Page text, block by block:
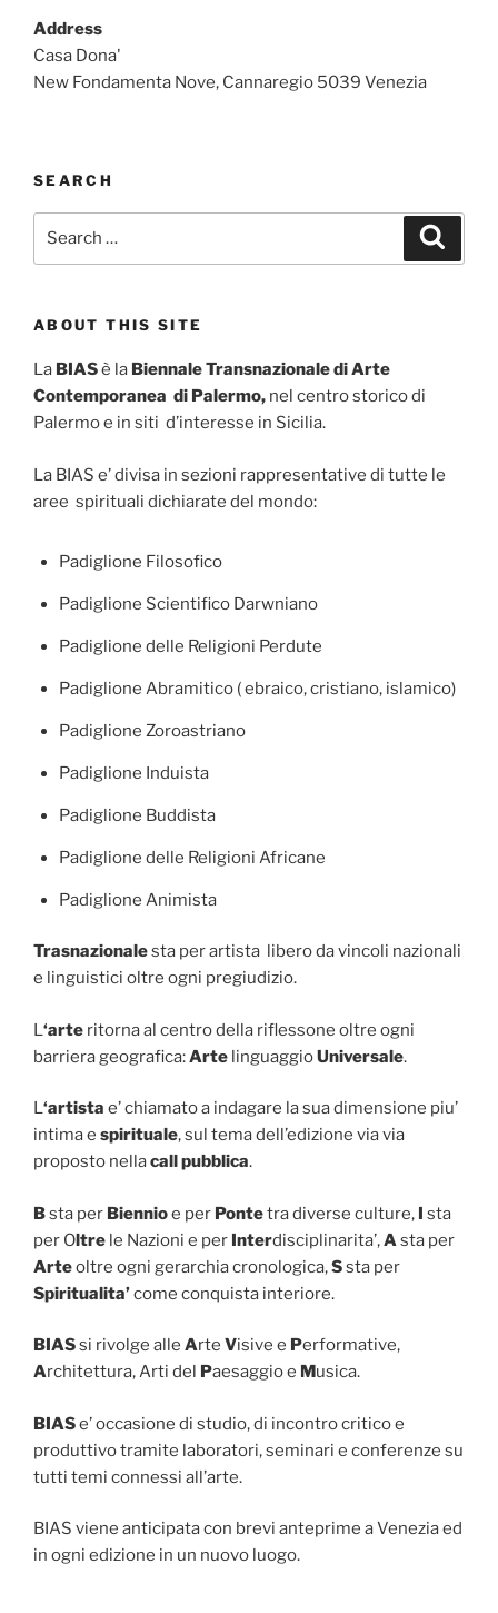
Address
Casa Dona'
New Fondamenta Nove, Cannaregio 5039 Venezia
SEARCH
ABOUT THIS SITE
La BIASè la Biennale Transnazionale di Arte
Contemporanea di Palermo, nel centro storico di
Palermo e in siti d’interesse in Sicilia.
La BIAS e’ divisa in sezioni rappresentative di tutte le
aree spirituali dichiarate del mondo:
Padiglione Filosofico
Padiglione Scientifico Darwniano
Padiglione delle Religioni Perdute
Padiglione Abramitico ( ebraico, cristiano, islamico)
Padiglione Zoroastriano
Padiglione Induista
Padiglione Buddista
Padiglione delle Religioni Africane
Padiglione Animista
Trasnazionalesta per artista libero da vincoli nazionali
e linguistici oltre ogni pregiudizio.
L‘arte ritorna al centro della riflessone oltre ogni
barriera geografica:Arte linguaggioUniversale.
L‘artista e’ chiamato a indagare la sua dimensione piu’
intima e spirituale, sul tema dell’edizione via via
proposto nellacall pubblica.
Bsta per Biennioe per Pontetra diverse culture, I sta
per Oltre le Nazioni e per Interdisciplinarita’,Asta per
Arteoltre ogni gerarchia cronologica,Ssta per
Spiritualita’come conquista interiore.
BIASsi rivolge alle Arte Visive e Performative,
Architettura, Arti del Paesaggio e Musica.
BIASe’ occasione di studio, di incontro critico e
produttivo tramite laboratori, seminari e conferenze su
tutti temi connessi all’arte.
BIAS viene anticipata con brevi anteprime a Venezia ed
in ogni edizione in un nuovo luogo.